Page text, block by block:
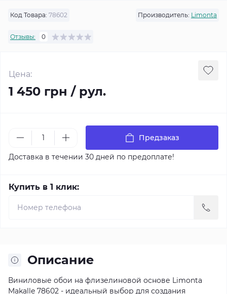
Код Товара: 78602 Производитель: Limonta
Отзывы: 0
Цена:
1 450 грн / рул.
Предзаказ
Доставка в течении 30 дней по предоплате!
Купить в 1 клик:
Описание
Виниловые обои на флизелиновой основе Limonta
Makalle 78602 - идеальный выбор для создания